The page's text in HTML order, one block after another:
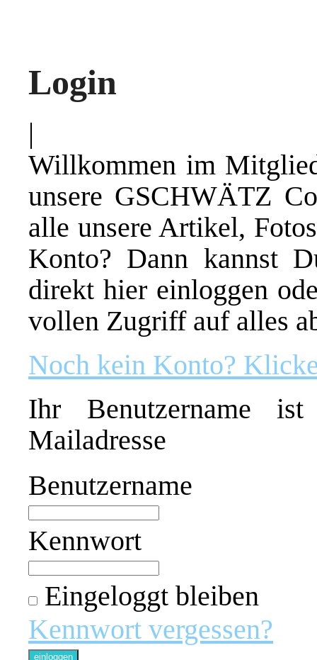
Login
|
Willkommen im
unsere GSCHWÄTZ
alle unsere Artikel,
Konto? Dann kannst
direkt hier einloggen
vollen Zugriff auf alles
Noch kein Konto?
Ihr Benutzername
Mailadresse
Benutzername
Kennwort
Eingeloggt bleiben
Kennwort vergessen?